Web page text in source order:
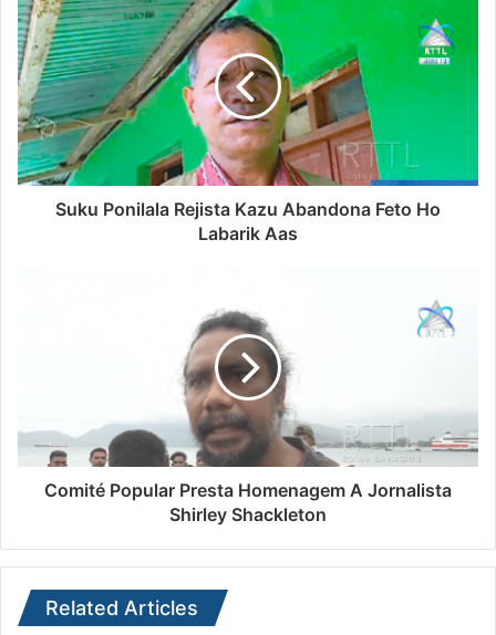
Suku Ponilala Rejista Kazu Abandona Feto Ho
Labarik Aas
Comité Popular Presta Homenagem A Jornalista
Shirley Shackleton
Related Articles